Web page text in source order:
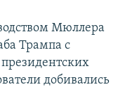
Мюллера
Трампа с
добивались